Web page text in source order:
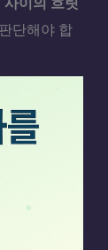
단해야 합